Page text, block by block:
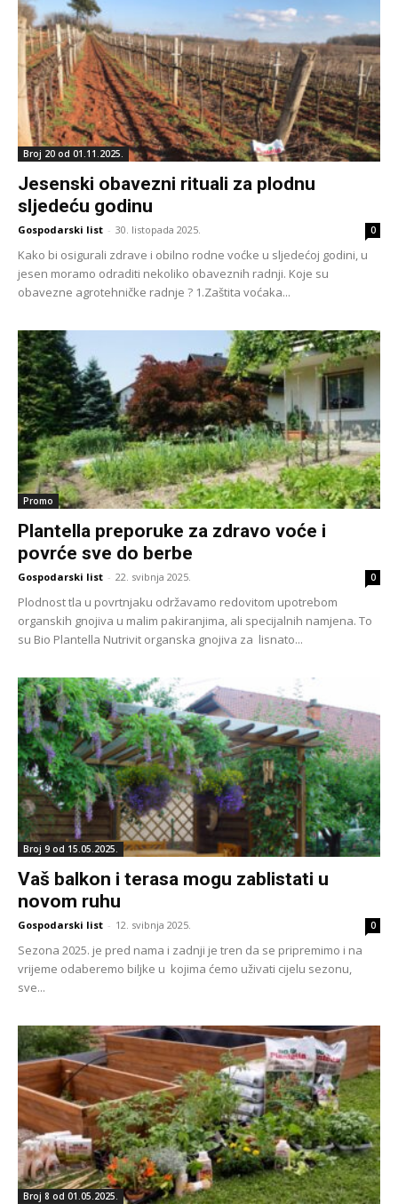
Broj 20 od 01.11.2025.
Jesenski obavezni rituali za plodnu
sljedeću godinu
Gospodarski list - 30. listopada 2025. 0
Kako bi osigurali zdrave i obilno rodne voćke u sljedećoj godini, u
jesen moramo odraditi nekoliko obaveznih radnji. Koje su
obavezne agrotehničke radnje ? 1.Zaštita voćaka...
Promo
Plantella preporuke za zdravo voće i
povrće sve do berbe
Gospodarski list - 22. svibnja 2025. 0
Plodnost tla u povrtnjaku održavamo redovitom upotrebom
organskih gnojiva u malim pakiranjima, ali specijalnih namjena. To
su Bio Plantella Nutrivit organska gnojiva za lisnato...
Broj 9 od 15.05.2025.
Vaš balkon i terasa mogu zablistati u
novom ruhu
Gospodarski list - 12. svibnja 2025. 0
Sezona 2025. je pred nama i zadnji je tren da se pripremimo i na
vrijeme odaberemo biljke u kojima ćemo uživati cijelu sezonu,
sve...
Broj 8 od 01.05.2025.